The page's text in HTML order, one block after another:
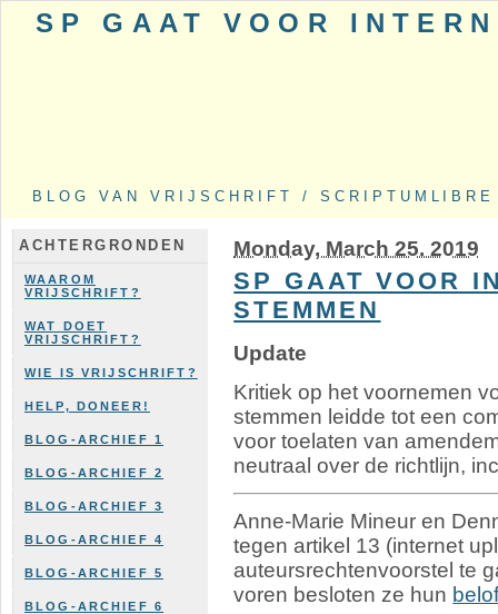
SP GAAT VOOR
BLOG VAN VRIJSCHRIFT / SCRIPTUMLIBRE
ACHTERGRONDEN
WAAROM
VRIJSCHRIFT?
WAT DOET
VRIJSCHRIFT?
WIE IS VRIJSCHRIFT?
HELP, DONEER!
BLOG-ARCHIEF 1
BLOG-ARCHIEF 2
BLOG-ARCHIEF 3
BLOG-ARCHIEF 4
BLOG-ARCHIEF 5
BLOG-ARCHIEF 6
Monday, March 25. 2019
SP GAAT VOOR
STEMMEN
Update
Kritiek op het voornemen
stemmen leidde tot een
voor toelaten van
neutraal over de richtlijn,
Anne-Marie Mineur en
tegen artikel 13 (internet
auteursrechtenvoorstel te
voren besloten ze hun